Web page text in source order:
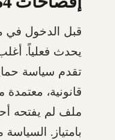
قبل الدخول في
يحدث فعلياً.
تقدم سياسة
قانونية،
ملف لم يفتحه
بامتياز.